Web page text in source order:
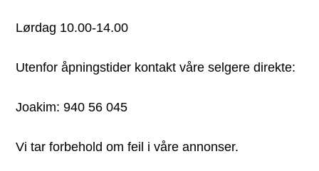
Lørdag 10.00-14.00
Utenfor åpningstider kontakt våre selgere direkte:
Joakim: 940 56 045
Vi tar forbehold om feil i våre annonser.